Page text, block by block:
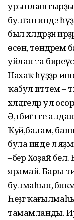
булған инде
был хәлдәрҙән
өсөн, төндәрем
уйлап та
Нахаҡ һүҙҙәр
ҡабул иттем –
хәлдәгеләр ул
Ә,тәбиғәтте
Ҡуй,балам,
була инде лә
–бер Хоҙай белә.
ярамай. Бары
булмаһын,
Һеҙгә
тамамланды.